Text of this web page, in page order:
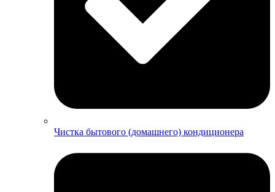
Чистка бытового (домашнего) кондиционера